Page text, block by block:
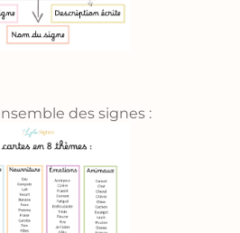
des signes :